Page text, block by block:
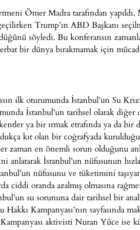
Ömer Madra tarafından yapıldı.
Trump’ın ABD Başkanı
söyledi. Bu konferansın
bir dünya bırakmamak için
ilk oturumunda İstanbul’un Su
İstanbul’un tarihsel olarak
ya bir ırmak etrafında ya da bir
kıt olan bir coğrafyada
zaman en önemli sorun olduğunu
İstanbul’un nüfusunun
nüfusunu ve tüketimini
ciddi oranda azalmış olmasına
su sorununa dair tarihsel bir
Kampanyası’nın sayfasında
aktivisti Nuran Yüce ise